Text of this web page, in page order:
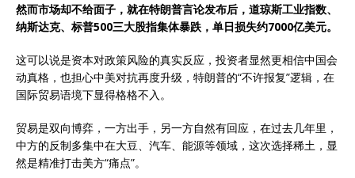
然而市场却不给面子，就在特朗普言论发布后，道琼斯工业指数、
纳斯达克、标普500三大股指集体暴跌，单日损失约7000亿美元。
这可以说是资本对政策风险的真实反应，投资者显然更相信中国会
动真格，也担心中美对抗再度升级，特朗普的“不许报复”逻辑，在
国际贸易语境下显得格格不入。
贸易是双向博弈，一方出手，另一方自然有回应，在过去几年里，
中方的反制多集中在大豆、汽车、能源等领域，这次选择稀土，显
然是精准打击美方“痛点”。